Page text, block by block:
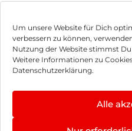
Um unsere Website für Dich
verbessern zu können,
Nutzung der Website stimmst
Weitere Informationen zu
Datenschutzerklärung.
Alle
Impressum